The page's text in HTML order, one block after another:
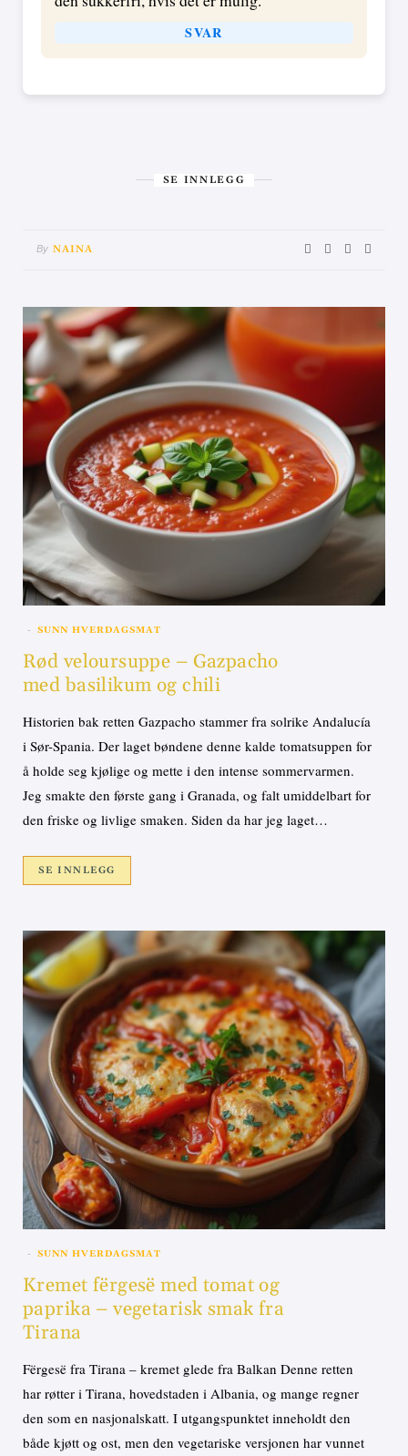
SVAR
SE INNLEGG
By NAINA
SUNN HVERDAGSMAT
Rød veloursuppe – Gazpacho
med basilikum og chili
Historien bak retten Gazpacho stammer fra solrike Andalucía
i Sør-Spania. Der laget bøndene denne kalde tomatsuppen for
å holde seg kjølige og mette i den intense sommervarmen.
Jeg smakte den første gang i Granada, og falt umiddelbart for
den friske og livlige smaken. Siden da har jeg laget…
SE INNLEGG
SUNN HVERDAGSMAT
Kremet fërgesë med tomat og
paprika – vegetarisk smak fra
Tirana
Fërgesë fra Tirana – kremet glede fra Balkan Denne retten
har røtter i Tirana, hovedstaden i Albania, og mange regner
den som en nasjonalskatt. I utgangspunktet inneholdt den
både kjøtt og ost, men den vegetariske versjonen har vunnet